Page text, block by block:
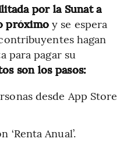
por la Sunat a
próximo y se espera
hagan
para pagar su
son los pasos:
desde App Store
Anual’.